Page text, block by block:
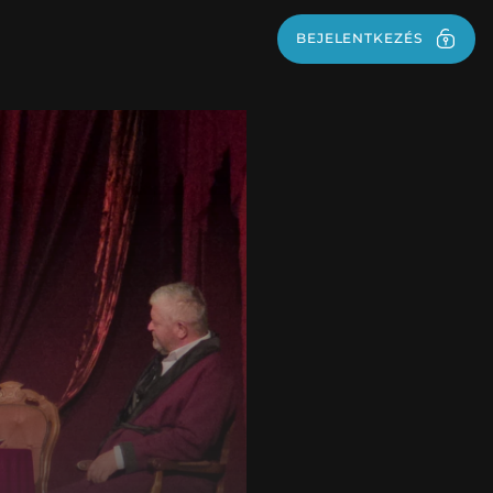
BEJELENTKEZÉS
BEJELENTKEZÉS